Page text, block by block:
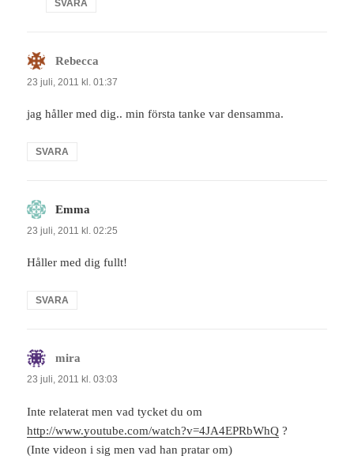
SVARA
Rebecca
23 juli, 2011 kl. 01:37
jag håller med dig.. min första tanke var densamma.
SVARA
Emma
23 juli, 2011 kl. 02:25
Håller med dig fullt!
SVARA
mira
23 juli, 2011 kl. 03:03
Inte relaterat men vad tycket du om
http://www.youtube.com/watch?v=4JA4EPRbWhQ ?
(Inte videon i sig men vad han pratar om)